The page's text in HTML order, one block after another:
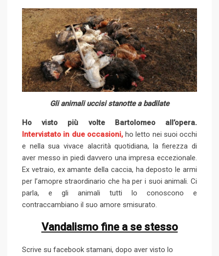
Gli animali uccisi stanotte a badilate
Ho visto più volte Bartolomeo all’opera.
Intervistato in due occasioni,ho letto nei suoi occhi
e nella sua vivace alacrità quotidiana, la fierezza di
aver messo in piedi davvero una impresa eccezionale.
Ex vetraio, ex amante della caccia, ha deposto le armi
per l’amopre straordinario che ha per i suoi animali. Ci
parla, e gli animali tutti lo conoscono e
contraccambiano il suo amore smisurato.
Vandalismo fine a se stesso
Scrive su facebook stamani, dopo aver visto lo